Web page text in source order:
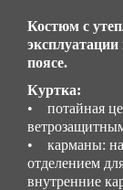
0.06
Объем
Размер/ рост
Стандартные
194 до 200
Костюм с
поясе.
Куртка:
• потайная
• карманы:
отделением
внутренние